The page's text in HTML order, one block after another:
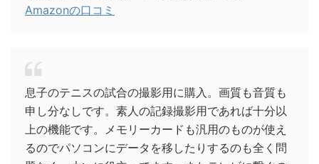
Amazonの口コミ
息子のテニスの試合の撮影用に購入。画質も音質も
申し分なしです。素人の記録撮影用であれば十分以
上の機能です。メモリーカードも汎用のものが使え
るのでパソコンにデータを移したりするのも全く問